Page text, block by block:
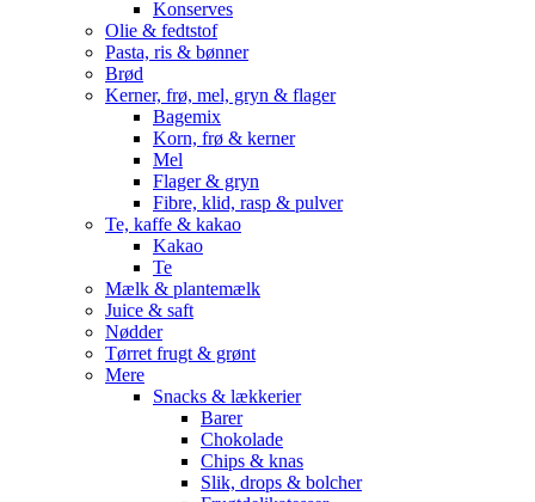
Konserves
Olie & fedtstof
Pasta, ris & bønner
Brød
Kerner, frø, mel, gryn & flager
Bagemix
Korn, frø & kerner
Mel
Flager & gryn
Fibre, klid, rasp & pulver
Te, kaffe & kakao
Kakao
Te
Mælk & plantemælk
Juice & saft
Nødder
Tørret frugt & grønt
Mere
Snacks & lækkerier
Barer
Chokolade
Chips & knas
Slik, drops & bolcher